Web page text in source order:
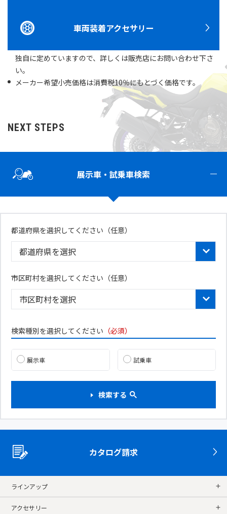
車両装着アクセサリー
メーカー希望小売価格には、保険料・税金（消費税を除く）・
登録などに伴う諸費用は含まれておりません。
独自に定めていますので、詳しくは販売店にお問い合わせ下さ
い。
メーカー希望小売価格は消費税10％にもとづく価格です。
NEXT STEPS
展示車・試乗車検索
都道府県を選択してください （任意）
市区町村を選択してください（任意）
検索種別を選択してください （必須）
展示車 試乗車
検索する
カタログ請求
ラインアップ
アクセサリー